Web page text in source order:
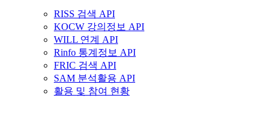
RISS 검색 API
KOCW 강의정보 API
WILL 연계 API
Rinfo 통계정보 API
FRIC 검색 API
SAM 분석활용 API
활용 및 참여 현황